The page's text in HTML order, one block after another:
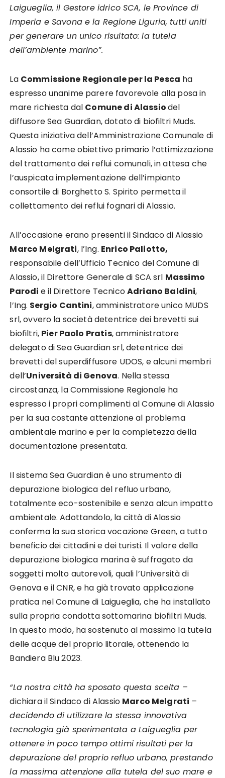
Laigueglia, il Gestore idrico SCA, le Province di
Imperia e Savona e la Regione Liguria, tutti uniti
per generare un unico risultato: la tutela
dell’ambiente marino”.
La Commissione Regionale per la Pesca ha
espresso unanime parere favorevole alla posa in
mare richiesta dal Comune di Alassiodel
diffusore Sea Guardian, dotato di biofiltri Muds.
Questa iniziativa dell’Amministrazione Comunale di
Alassio ha come obiettivo primario l’ottimizzazione
del trattamento dei reflui comunali, in attesa che
l’auspicata implementazione dell’impianto
consortile di Borghetto S. Spirito permetta il
collettamento dei reflui fognari di Alassio.
All’occasione erano presenti il Sindaco di Alassio
Marco Melgrati, l’Ing. Enrico Paliotto,
responsabile dell’Ufficio Tecnico del Comune di
Alassio, il Direttore Generale di SCA srl Massimo
Parodi e il Direttore TecnicoAdriano Baldini,
l’Ing. Sergio Cantini, amministratore unico MUDS
srl, ovvero la società detentrice dei brevetti sui
biofiltri, Pier Paolo Pratis, amministratore
delegato di Sea Guardian srl, detentrice dei
brevetti del superdiffusore UDOS, e alcuni membri
dell’Università di Genova. Nella stessa
circostanza, la Commissione Regionale ha
espresso i propri complimenti al Comune di Alassio
per la sua costante attenzione al problema
ambientale marino e per la completezza della
documentazione presentata.
Il sistema Sea Guardian è uno strumento di
depurazione biologica del refluo urbano,
totalmente eco-sostenibile e senza alcun impatto
ambientale. Adottandolo, la città di Alassio
conferma la sua storica vocazione Green, a tutto
beneficio dei cittadini e dei turisti. Il valore della
depurazione biologica marina è suffragato da
soggetti molto autorevoli, quali l’Università di
Genova e il CNR, e ha già trovato applicazione
pratica nel Comune di Laigueglia, che ha installato
sulla propria condotta sottomarina biofiltri Muds.
In questo modo, ha sostenuto al massimo la tutela
delle acque del proprio litorale, ottenendo la
Bandiera Blu 2023.
“La nostra città ha sposato questa scelta –
dichiara il Sindaco di Alassio Marco Melgrati –
decidendo di utilizzare la stessa innovativa
tecnologia già sperimentata a Laigueglia per
ottenere in poco tempo ottimi risultati per la
depurazione del proprio refluo urbano, prestando
la massima attenzione alla tutela del suo mare e